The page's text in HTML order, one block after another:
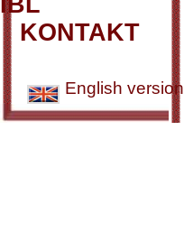
KONTAKT
English version